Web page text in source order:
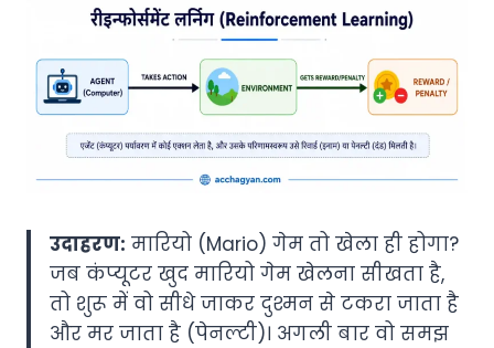
उदाहरण: मारियो (Mario) गेम तो खेला ही होगा?
जब कंप्यूटर खुद मारियो गेम खेलना सीखता है,
तो शुरू में वो सीधे जाकर दुश्मन से टकरा जाता है
और मर जाता है (पेनल्टी)। अगली बार वो समझ